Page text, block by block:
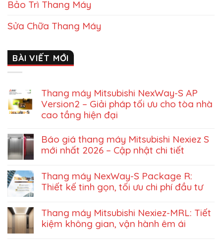
Bảo Trì Thang Máy
Sửa Chữa Thang Máy
BÀI VIẾT MỚI
Thang máy Mitsubishi NexWay-S AP
Version2 – Giải pháp tối ưu cho tòa nhà
cao tầng hiện đại
Báo giá thang máy Mitsubishi Nexiez S
mới nhất 2026 – Cập nhật chi tiết
Thang máy NexWay-S Package R:
Thiết kế tinh gọn, tối ưu chi phí đầu tư
Thang máy Mitsubishi Nexiez-MRL: Tiết
kiệm không gian, vận hành êm ái